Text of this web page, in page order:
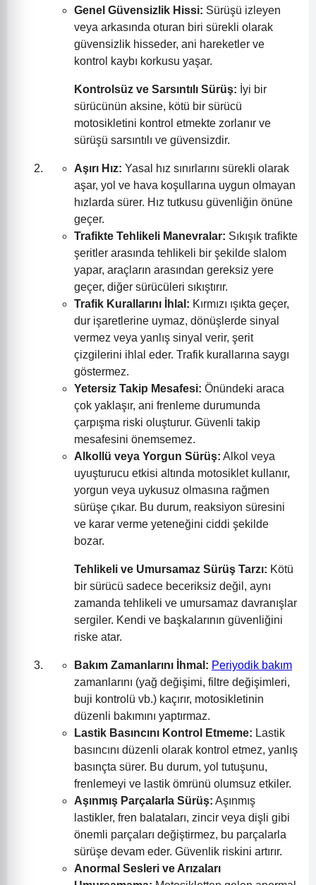
Genel Güvensizlik Hissi: Sürüşü izleyen
veya arkasında oturan biri sürekli olarak
güvensizlik hisseder, ani hareketler ve
kontrol kaybı korkusu yaşar.
Kontrolsüz ve Sarsıntılı Sürüş: İyi bir
sürücünün aksine, kötü bir sürücü
motosikletini kontrol etmekte zorlanır ve
sürüşü sarsıntılı ve güvensizdir.
Aşırı Hız: Yasal hız sınırlarını sürekli olarak
aşar, yol ve hava koşullarına uygun olmayan
hızlarda sürer. Hız tutkusu güvenliğin önüne
geçer.
Trafikte Tehlikeli Manevralar: Sıkışık trafikte
şeritler arasında tehlikeli bir şekilde slalom
yapar, araçların arasından gereksiz yere
geçer, diğer sürücüleri sıkıştırır.
Trafik Kurallarını İhlal: Kırmızı ışıkta geçer,
dur işaretlerine uymaz, dönüşlerde sinyal
vermez veya yanlış sinyal verir, şerit
çizgilerini ihlal eder. Trafik kurallarına saygı
göstermez.
Yetersiz Takip Mesafesi: Önündeki araca
çok yaklaşır, ani frenleme durumunda
çarpışma riski oluşturur. Güvenli takip
mesafesini önemsemez.
Alkollü veya Yorgun Sürüş: Alkol veya
uyuşturucu etkisi altında motosiklet kullanır,
yorgun veya uykusuz olmasına rağmen
sürüşe çıkar. Bu durum, reaksiyon süresini
ve karar verme yeteneğini ciddi şekilde
bozar.
Tehlikeli ve Umursamaz Sürüş Tarzı: Kötü
bir sürücü sadece beceriksiz değil, aynı
zamanda tehlikeli ve umursamaz davranışlar
sergiler. Kendi ve başkalarının güvenliğini
riske atar.
Bakım Zamanlarını İhmal: Periyodik bakım
zamanlarını (yağ değişimi, filtre değişimleri,
buji kontrolü vb.) kaçırır, motosikletinin
düzenli bakımını yaptırmaz.
Lastik Basıncını Kontrol Etmeme: Lastik
basıncını düzenli olarak kontrol etmez, yanlış
basınçta sürer. Bu durum, yol tutuşunu,
frenlemeyi ve lastik ömrünü olumsuz etkiler.
Aşınmış Parçalarla Sürüş: Aşınmış
lastikler, fren balataları, zincir veya dişli gibi
önemli parçaları değiştirmez, bu parçalarla
sürüşe devam eder. Güvenlik riskini artırır.
Anormal Sesleri ve Arızaları